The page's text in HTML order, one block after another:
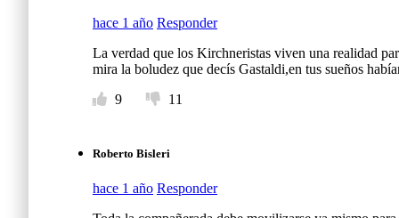
hace 1 año Responder
La verdad que los Kirchneristas viven una realidad
mira la boludez que decís Gastaldi,en tus sueños
9
11
Roberto Bisleri
hace 1 año Responder